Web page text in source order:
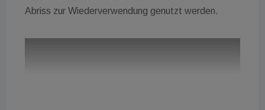
Abriss zur Wiederverwendung genutzt werden.